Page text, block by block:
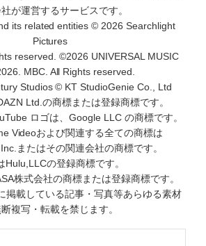
が運営するサービスです。
its related entities © 2026 Searchlight
Pictures
reserved. ©2026 UNIVERSAL MUSIC
MBC. All Rights reserved.
Studios © KT StudioGenie Co., Ltd
Ltd.の商標または登録商標です。
ロゴは、Google LLC の商標です。
Videoおよび関連する全ての商標は
またはその関連会社の商標です。
Hulu,LLCの登録商標です。
株式会社の商標または登録商標です。
掲載している記事・写真等あらゆる素材
複写・転載を禁じます。